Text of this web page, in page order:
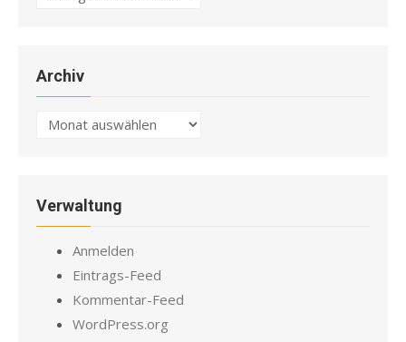
Archiv
Archiv
Verwaltung
Anmelden
Eintrags-Feed
Kommentar-Feed
WordPress.org